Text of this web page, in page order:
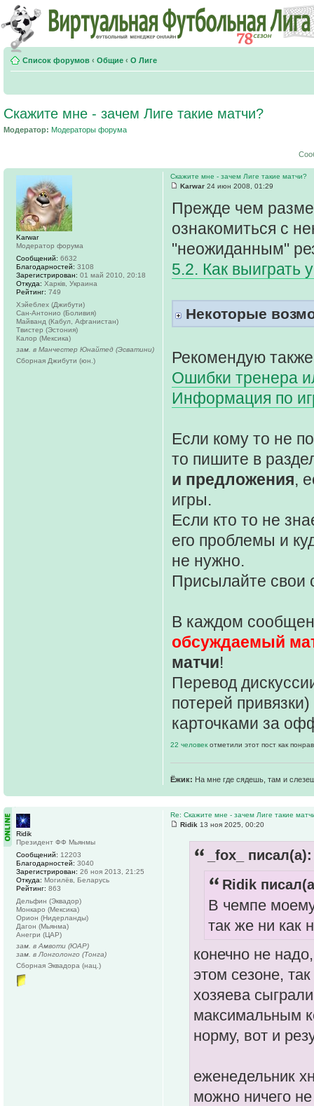
Список форумов ‹ Общие ‹ О Лиге
Скажите мне - зачем Лиге такие матчи?
Модератор: Модераторы форума
Скажите мне - зачем Лиге такие матчи?
Karwar 24 июн 2008, 01:29
Прежде чем
ознакомиться с
"неожиданным"
5.2. Как выиграть
Некоторые
Рекомендую
Ошибки тренера
Информация по
Если кому то не
то пишите в
и предложения,
игры.
Если кто то не
его проблемы и
не нужно.
Присылайте свои
В каждом
обсуждаемый
матчи!
Перевод
потерей
карточками за
22 человек отметили этот пост как
Ёжик: На мне где сядешь, там и
Karwar
Модератор форума
Сообщений: 6632
Благодарностей: 3108
Зарегистрирован: 01 май 2010, 20:18
Откуда: Харків, Украина
Рейтинг: 749
Хэйеблех (Джибути)
Сан-Антонио (Боливия)
Майванд (Кабул, Афганистан)
Твистер (Эстония)
Калор (Мексика)
зам. в Манчестер Юнайтед (Эсватини)
Сборная Джибути (юн.)
Re: Скажите мне - зачем Лиге такие
Ridik 13 ноя 2025, 00:20
_fox_ писал(а):
Ridik
В чемпе
так же ни как
конечно не
этом сезоне,
хозяева
максимальным
норму, вот и
еженедельник
можно ничего
Ridik
Президент ФФ Мьянмы
Сообщений: 12203
Благодарностей: 3040
Зарегистрирован: 26 ноя 2013, 21:25
Откуда: Могилёв, Беларусь
Рейтинг: 863
Дельфин (Эквадор)
Монкаро (Мексика)
Орион (Нидерланды)
Дагон (Мьянма)
Анегри (ЦАР)
зам. в Амвоти (ЮАР)
зам. в Лонголонго (Тонга)
Сборная Эквадора (нац.)